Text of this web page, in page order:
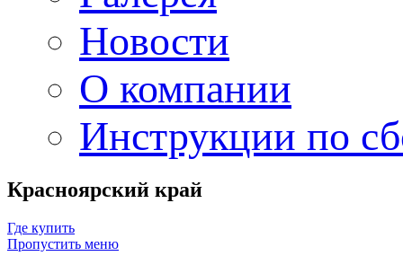
Новости
О компании
Инструкции по
Красноярский край
Где купить
Пропустить меню